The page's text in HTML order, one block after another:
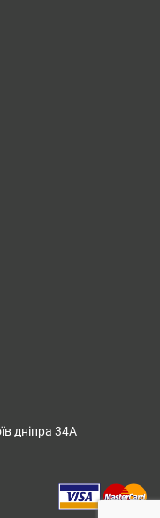
дніпра 34А